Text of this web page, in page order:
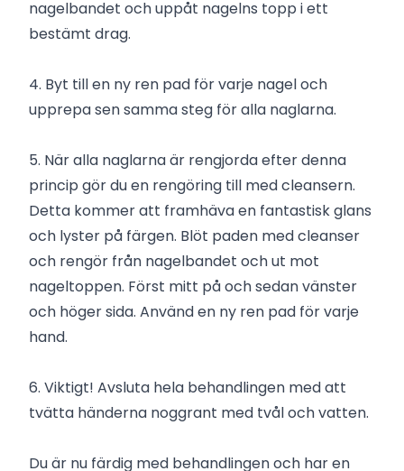
nagelbandet och uppåt nagelns topp i ett
bestämt drag.
4. Byt till en ny ren pad för varje nagel och
upprepa sen samma steg för alla naglarna.
5. När alla naglarna är rengjorda efter denna
princip gör du en rengöring till med cleansern.
Detta kommer att framhäva en fantastisk glans
och lyster på färgen. Blöt paden med cleanser
och rengör från nagelbandet och ut mot
nageltoppen. Först mitt på och sedan vänster
och höger sida. Använd en ny ren pad för varje
hand.
6. Viktigt! Avsluta hela behandlingen med att
tvätta händerna noggrant med tvål och vatten.
Du är nu färdig med behandlingen och har en